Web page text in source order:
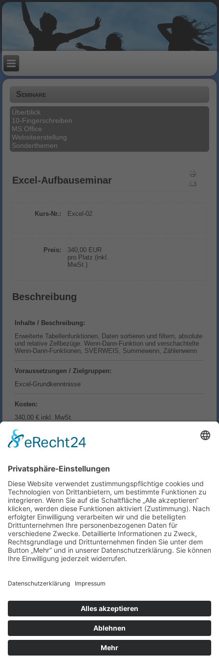
Seminare
Überblick
10-Fingerschreiben
MS Office
Websiteerstellung
Sonderthemen
Excel-Aufbauseminar
Kurs-Nr.: Excel-02
Preis:
340,00 EUR
pro Platz (inkl.
MwSt.)
Beschreibung
Inhalte / Beschreibung:
Erweiterte Tabellenfunktionen, Daten sortieren und filtern, absolute
und relative Zellbezüge. Wenn-Dann-Funktion und verschachtelte
Wenn-Dann-Funktionen, SVERWEIS, Summewenn, Zählenwenn
Voraussetzungen / Zielgruppen:
Excel-Grundkenntnisse
Kosten:
340,00 € inkl. MwSt.
Dauer:
Tragen Sie sich in die Interessentenliste
ein!
Buchungen sind derzeit deaktiviert.
Kategorie
Komplettüberblick
|Datenschutzerklärung
Copyright © 2022 net-promo Baden-Baden.